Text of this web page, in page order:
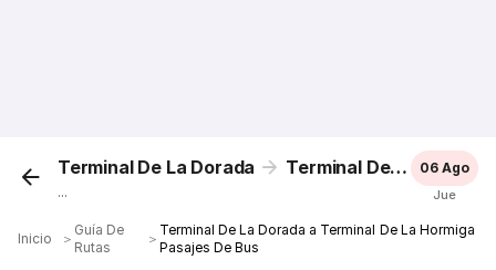
Terminal De La Dorada Terminal De La Hormiga
...
06 Ago
Jue
Inicio ＞
Guía De
Rutas
＞
Terminal De La Dorada a Terminal De La Hormiga
Pasajes De Bus